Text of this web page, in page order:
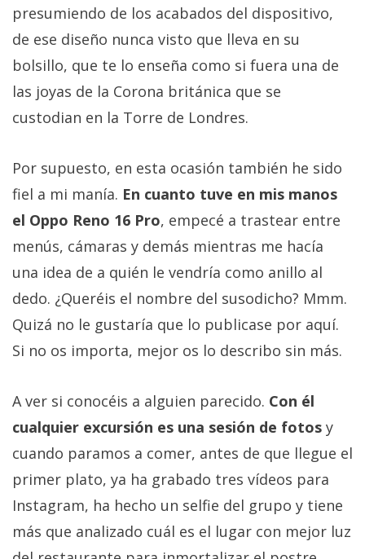
presumiendo de los acabados del dispositivo,
de ese diseño nunca visto que lleva en su
bolsillo, que te lo enseña como si fuera una de
las joyas de la Corona británica que se
custodian en la Torre de Londres.
Por supuesto, en esta ocasión también he sido
fiel a mi manía. En cuanto tuve en mis manos
el Oppo Reno 16 Pro, empecé a trastear entre
menús, cámaras y demás mientras me hacía
una idea de a quién le vendría como anillo al
dedo. ¿Queréis el nombre del susodicho? Mmm.
Quizá no le gustaría que lo publicase por aquí.
Si no os importa, mejor os lo describo sin más.
A ver si conocéis a alguien parecido. Con él
cualquier excursión es una sesión de fotos y
cuando paramos a comer, antes de que llegue el
primer plato, ya ha grabado tres vídeos para
Instagram, ha hecho un selfie del grupo y tiene
más que analizado cuál es el lugar con mejor luz